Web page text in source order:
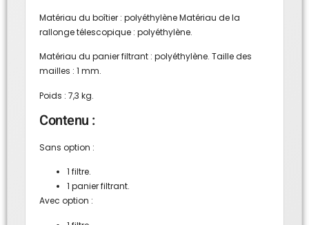
Matériau du boîtier : polyéthylène Matériau de la
rallonge télescopique : polyéthylène.
Matériau du panier filtrant : polyéthylène. Taille des
mailles : 1 mm.
Poids : 7,3 kg.
Contenu :
Sans option :
1 filtre.
1 panier filtrant.
Avec option :